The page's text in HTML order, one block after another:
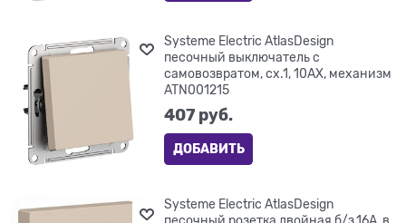
Systeme Electric AtlasDesign
песочный выключатель с
самовозвратом, сх.1, 10АХ, механизм
ATN001215
407 руб.
ДОБАВИТЬ
Systeme Electric AtlasDesign
песочный розетка двойная б/з,16А, в